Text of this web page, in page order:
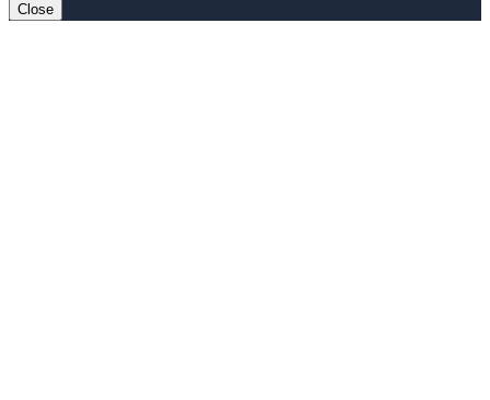
Close